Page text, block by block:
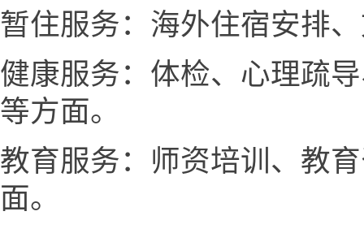
暂住服务：海外住宿安排
健康服务：体检、心理疏
等方面。
教育服务：师资培训、教
面。